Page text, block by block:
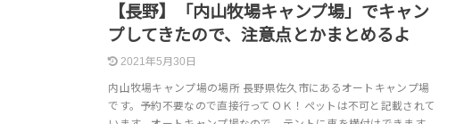
【長野】「内山牧場キャンプ場」でキャン
プしてきたので、注意点とかまとめるよ
2021年5月30日
内山牧場キャンプ場の場所 長野県佐久市にあるオートキャンプ場
です。予約不要なので直接行ってＯＫ！ペットは不可と記載されて